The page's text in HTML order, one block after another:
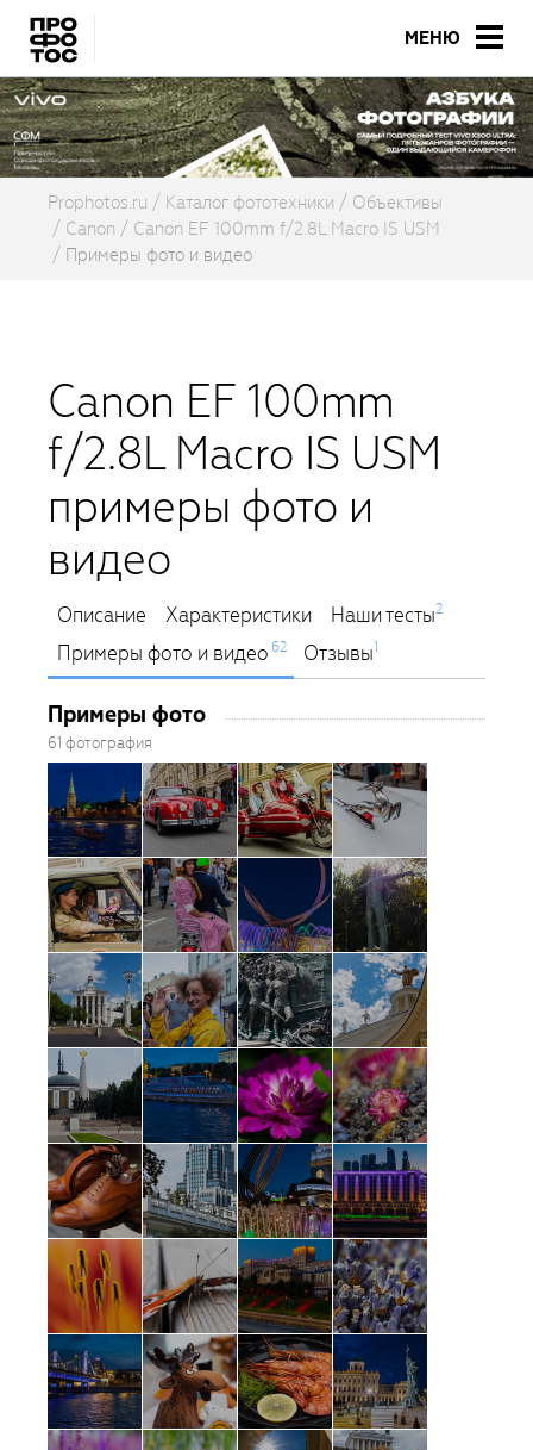
МЕНЮ
Prophotos.ru Каталог фототехники
Объективы
Canon
Canon EF 100mm f/2.8L Macro IS USM
Примеры фото и видео
Canon EF 100mm
f/2.8L Macro IS USM
примеры фото и
видео
Описание Характеристики Наши тесты2
Примеры фото и видео62 Отзывы1
Примеры фото
61 фотография